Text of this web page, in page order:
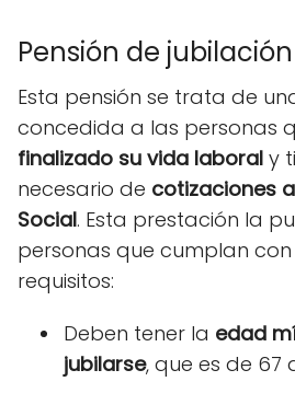
Pensión de jubilación
Esta pensión se trata de
concedida a las personas
finalizado su vida laboral y
necesario de cotizaciones
Social. Esta prestación la
personas que cumplan
requisitos:
Deben tener la edad
jubilarse, que es de 67